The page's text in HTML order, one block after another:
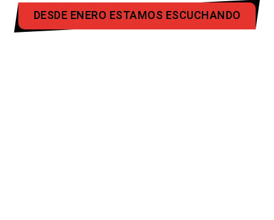
DESDE ENERO ESTAMOS ESCUCHANDO